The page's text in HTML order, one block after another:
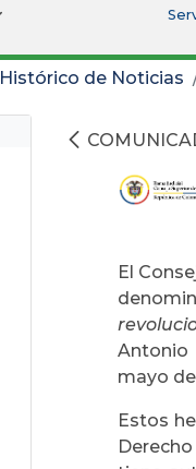
Histórico de Noticias
El
Antonio
mayo
Estos